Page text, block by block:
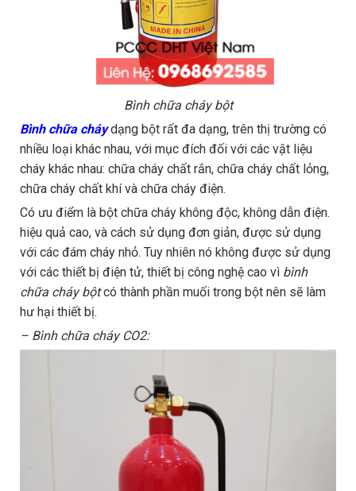
Bình chữa cháy bột
Bình chữa cháydạng bột rất đa dạng, trên thị trường có
nhiều loại khác nhau, với mục đích đối với các vật liệu
cháy khác nhau: chữa cháy chất rắn, chữa cháy chất lỏng,
chữa cháy chất khí và chữa cháy điện.
Có ưu điểm là bột chữa cháy không độc, không dẫn điện.
hiệu quả cao, và cách sử dụng đơn giản, được sử dụng
với các đám cháy nhỏ. Tuy nhiên nó không được sử dụng
với các thiết bị điện tử, thiết bị công nghệ cao vì bình
chữa cháy bộtcó thành phần muối trong bột nên sẽ làm
hư hại thiết bị.
– Bình chữa cháy CO2: